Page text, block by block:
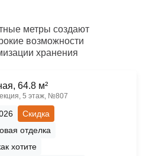
метры создают
возможности
хранения
64.8 м²
5 этаж, №807
Скидка
отделка
хотите